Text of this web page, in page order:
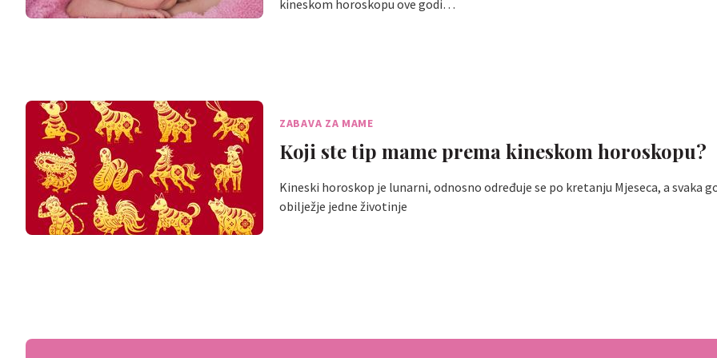
kineskom horoskopu ove godi…
ZABAVA ZA MAME
Koji ste tip mame prema kineskom horoskopu?
Kineski horoskop je lunarni, odnosno određuje se po kretanju Mjeseca, a svaka
obilježje jedne životinje